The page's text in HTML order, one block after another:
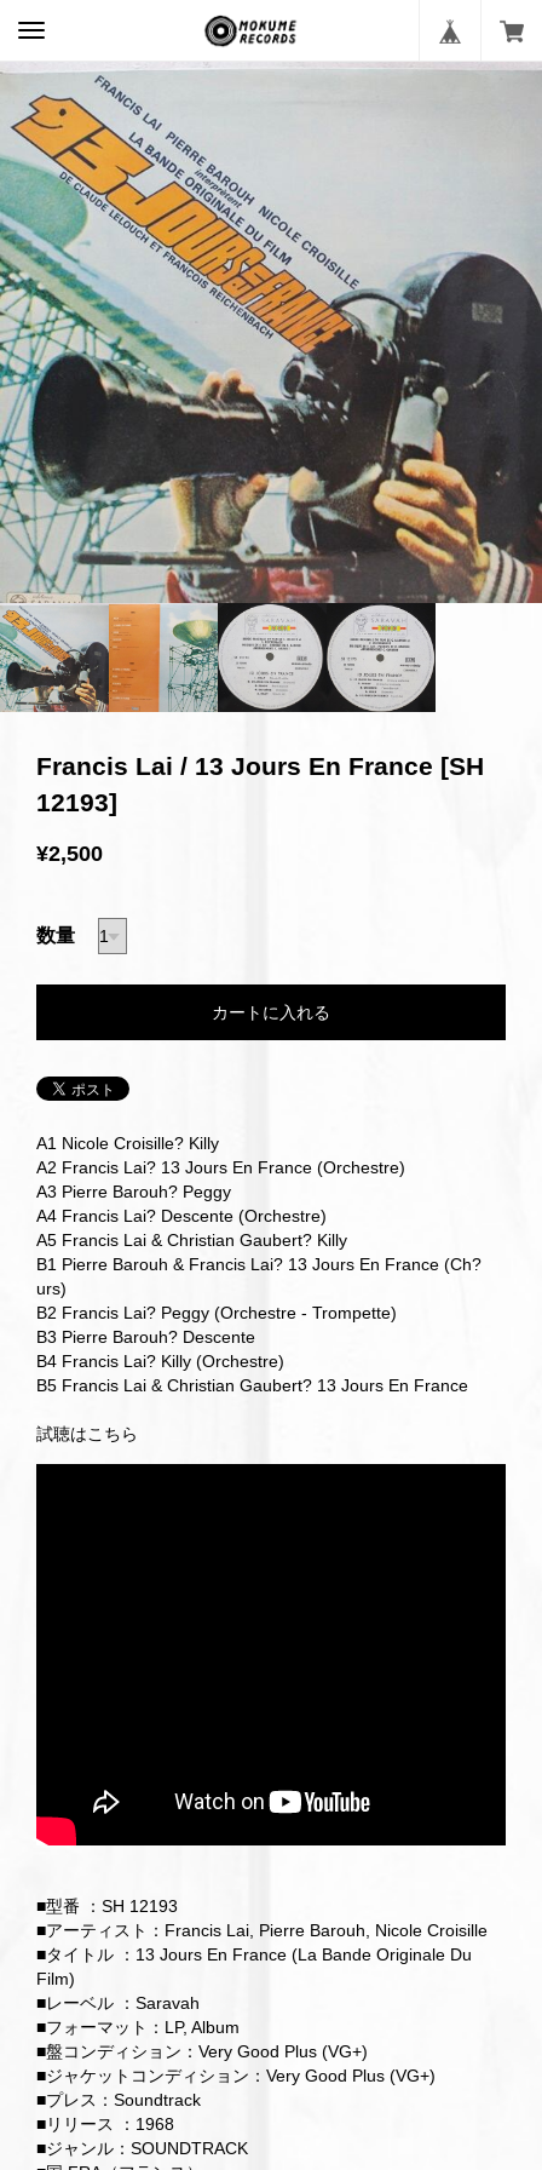
Francis Lai / 13 Jours En France [SH
12193]
¥2,500
数量
A1 Nicole Croisille? Killy
A2 Francis Lai? 13 Jours En France (Orchestre)
A3 Pierre Barouh? Peggy
A4 Francis Lai? Descente (Orchestre)
A5 Francis Lai & Christian Gaubert? Killy
B1 Pierre Barouh & Francis Lai? 13 Jours En France (Ch?
urs)
B2 Francis Lai? Peggy (Orchestre - Trompette)
B3 Pierre Barouh? Descente
B4 Francis Lai? Killy (Orchestre)
B5 Francis Lai & Christian Gaubert? 13 Jours En France
試聴はこちら
■型番 ：SH 12193
■アーティスト：Francis Lai, Pierre Barouh, Nicole Croisille
■タイトル ：13 Jours En France (La Bande Originale Du
Film)
■レーベル ：Saravah
■フォーマット：LP, Album
■盤コンディション：Very Good Plus (VG+)
■ジャケットコンディション：Very Good Plus (VG+)
■プレス：Soundtrack
■リリース ：1968
■ジャンル：SOUNDTRACK